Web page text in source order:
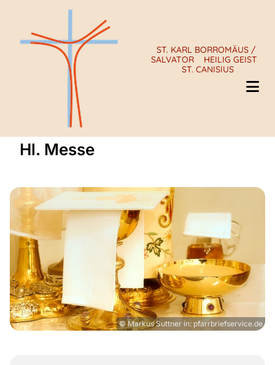
ST. KARL BORROMÄUS /
SALVATOR
HEILIG GEIST
ST. CANISIUS
Hl. Messe
© Markus Suttner in: pfarrbriefservice.de